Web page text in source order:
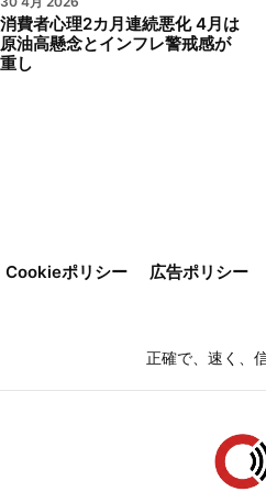
消費者心理2カ月連続悪化 4月は
原油高懸念とインフレ警戒感が
重し
Cookieポリシー 広告ポリシー
正確で、速く、